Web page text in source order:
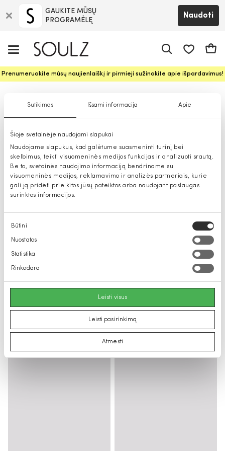
Sutikimas Išsami informacija Apie
Šioje svetainėje naudojami slapukai
Naudojame slapukus, kad galėtume suasmeninti turinį bei
skelbimus, teikti visuomeninės medijos funkcijas ir analizuoti srautą.
Be to, svetainės naudojimo informaciją bendriname su
visuomeninės medijos, reklamavimo ir analizės partneriais, kurie
gali ją pridėti prie kitos jūsų pateiktos arba naudojant paslaugas
surinktos informacijos.
Sutikimo
pasirinkimas
Būtini
Nuostatos
Statistika
Rinkodara
Leisti visus
Leisti pasirinkimą
Atmesti
GAUKITE MŪSŲ
PROGRAMĖLĘ
Naudoti
Prenumeruokite mūsų naujienlaiškį ir pirmieji sužinokite apie išpardavimus!
Vyriškos kepurės